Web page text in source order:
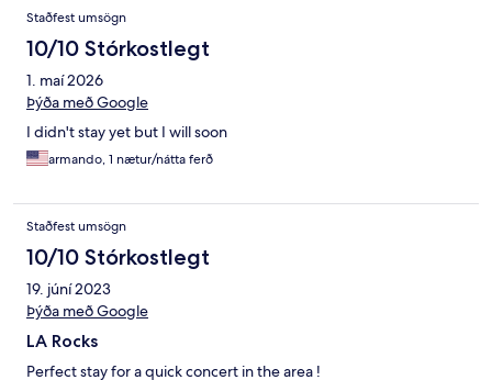
Umsagnir
Staðfest umsögn
10/10 Stórkostlegt
1. maí 2026
Þýða með Google
I didn't stay yet but I will soon
armando, 1 nætur/nátta ferð
Staðfest umsögn
10/10 Stórkostlegt
19. júní 2023
Þýða með Google
LA Rocks
Perfect stay for a quick concert in the area !